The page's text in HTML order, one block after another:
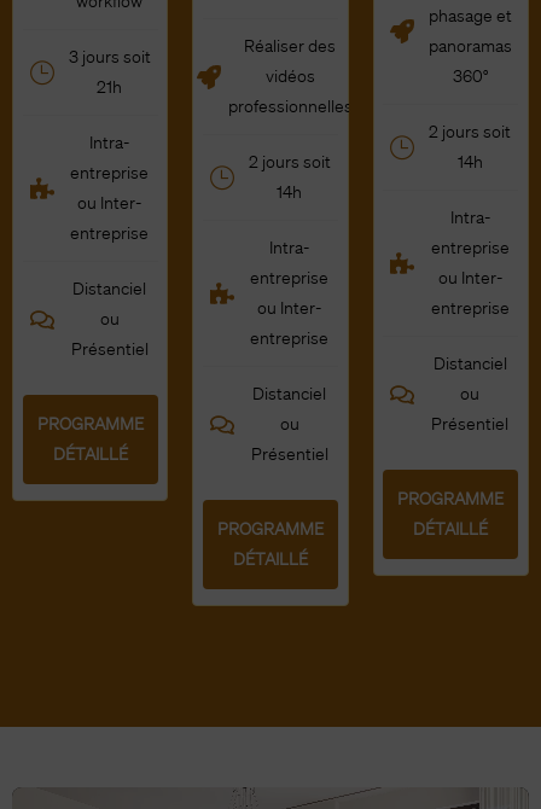
3 jours soit
21h
Intra-
entreprise
ou Inter-
entreprise
Distanciel
ou
Présentiel
PROGRAMME
DÉTAILLÉ
Réaliser des
vidéos
professionnelles
2 jours soit
14h
Intra-
entreprise
ou Inter-
entreprise
Distanciel
ou
Présentiel
PROGRAMME
DÉTAILLÉ
phasage et
panoramas
360°
2 jours soit
14h
Intra-
entreprise
ou Inter-
entreprise
Distanciel
ou
Présentiel
PROGRAMME
DÉTAILLÉ